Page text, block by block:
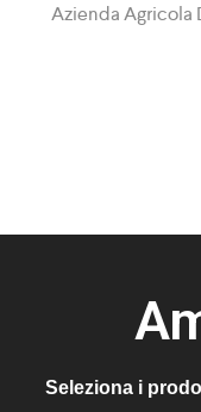
Azienda Agricola
Seleziona i